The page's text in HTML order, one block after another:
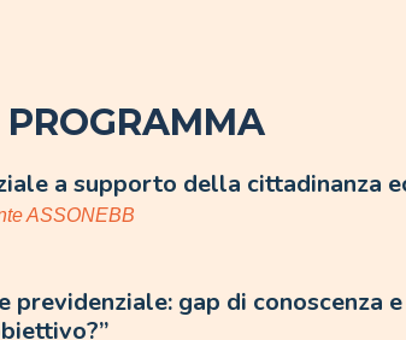
PROGRAMMA
a supporto della cittadinanza
ASSONEBB
previdenziale: gap di conoscenza